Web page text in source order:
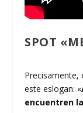
SPOT
Precisamente,
este eslogan: «
encuentren